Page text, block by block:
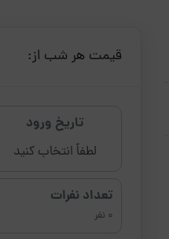
قیمت هر شب از:
تاریخ ورود
لطفاً انتخاب کنید
تعداد نفرات
0 نفر